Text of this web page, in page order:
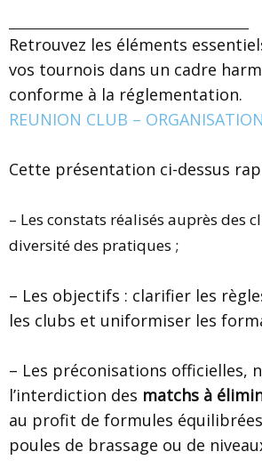
Retrouvez les éléments
vos tournois dans un cadre
conforme à la réglementation.
REUNION CLUB –
Cette présentation ci-dessus
– Les constats réalisés auprès des
diversité des pratiques ;
– Les objectifs : clarifier les
les clubs et uniformiser les
– Les préconisations officielles,
l’interdiction des matchs à
au profit de formules
poules de brassage ou de